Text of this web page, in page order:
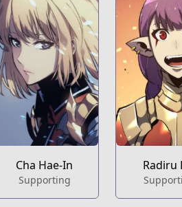
Cha Hae-In
Supporting
Radiru